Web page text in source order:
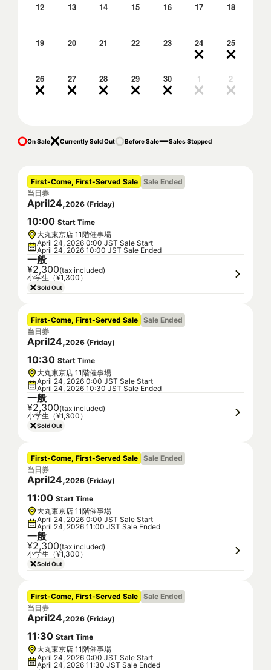
12 13 14 15 16 17 18
19 20 21 22 23 24 25
26 27 28 29 30 1 2
On Sale Currently Sold Out Before Sale Sales Stopped
First-Come, First-Served Sale Sale Ended
当日券
April24,2026 (Friday)
10:00 Start Time
大丸東京店 11階催事場
April 24, 2026 0:00 JST Sale Start
April 24, 2026 10:00 JST Sale Ended
一般
¥2,300(tax included)
小学生（¥1,300）
Sold Out
First-Come, First-Served Sale Sale Ended
当日券
April24,2026 (Friday)
10:30 Start Time
大丸東京店 11階催事場
April 24, 2026 0:00 JST Sale Start
April 24, 2026 10:30 JST Sale Ended
一般
¥2,300(tax included)
小学生（¥1,300）
Sold Out
First-Come, First-Served Sale Sale Ended
当日券
April24,2026 (Friday)
11:00 Start Time
大丸東京店 11階催事場
April 24, 2026 0:00 JST Sale Start
April 24, 2026 11:00 JST Sale Ended
一般
¥2,300(tax included)
小学生（¥1,300）
Sold Out
First-Come, First-Served Sale Sale Ended
当日券
April24,2026 (Friday)
11:30 Start Time
大丸東京店 11階催事場
April 24, 2026 0:00 JST Sale Start
April 24, 2026 11:30 JST Sale Ended